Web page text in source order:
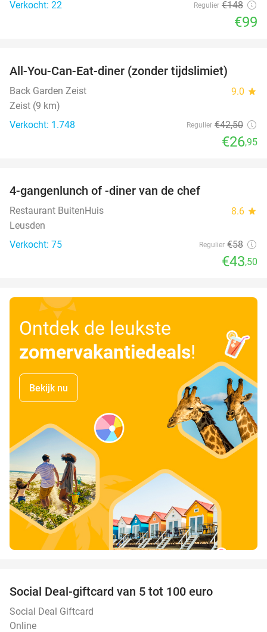
Verkocht: 22 Regulier €148
€99
All-You-Can-Eat-diner (zonder tijdslimiet)
Back Garden Zeist 9.0 star
Zeist (9 km)
Verkocht: 1.748
Regulier €42,50
€26,95
4-gangenlunch of -diner van de chef
Restaurant BuitenHuis 8.6 star
Leusden
Verkocht: 75
Regulier €58
€43,50
Ontdek de leukste
zomervakantiedeals!
Bekijk nu
Social Deal-giftcard van 5 tot 100 euro
Social Deal Giftcard
Online